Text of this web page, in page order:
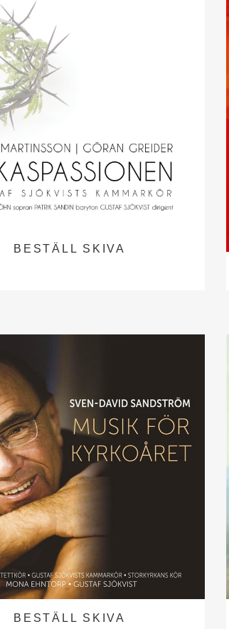
BESTÄLL SKIVA
BESTÄLL SKIVA